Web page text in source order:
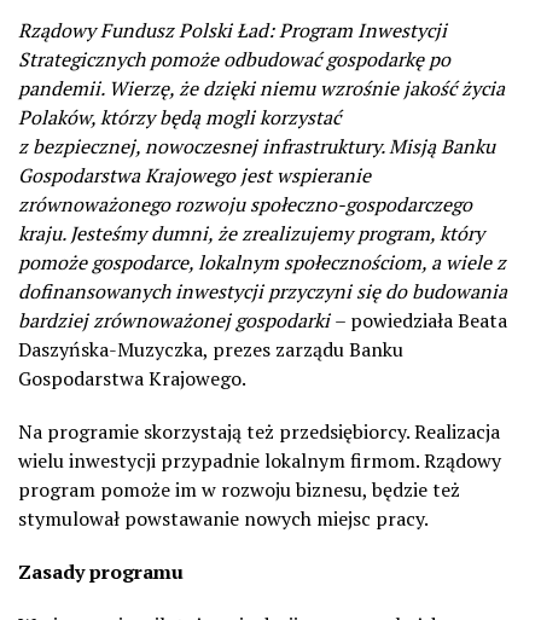
Rządowy Fundusz Polski Ład: Program Inwestycji
Strategicznych pomoże odbudować gospodarkę po
pandemii. Wierzę, że dzięki niemu wzrośnie jakość życia
Polaków, którzy będą mogli korzystać
z bezpiecznej, nowoczesnej infrastruktury. Misją Banku
Gospodarstwa Krajowego jest wspieranie
zrównoważonego rozwoju społeczno-gospodarczego
kraju. Jesteśmy dumni, że zrealizujemy program, który
pomoże gospodarce, lokalnym społecznościom, a wiele z
dofinansowanych inwestycji przyczyni się do budowania
bardziej zrównoważonej gospodarki– powiedziała Beata
Daszyńska-Muzyczka, prezes zarządu Banku
Gospodarstwa Krajowego.
Na programie skorzystają też przedsiębiorcy. Realizacja
wielu inwestycji przypadnie lokalnym firmom. Rządowy
program pomoże im w rozwoju biznesu, będzie też
stymulował powstawanie nowych miejsc pracy.
Zasady programu